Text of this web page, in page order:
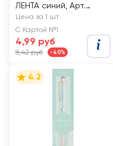
ЛЕНТА синий, Арт.
L2503
Цена за 1 шт
С Картой №1
4,99 руб
8,42 руб -40%
4.2